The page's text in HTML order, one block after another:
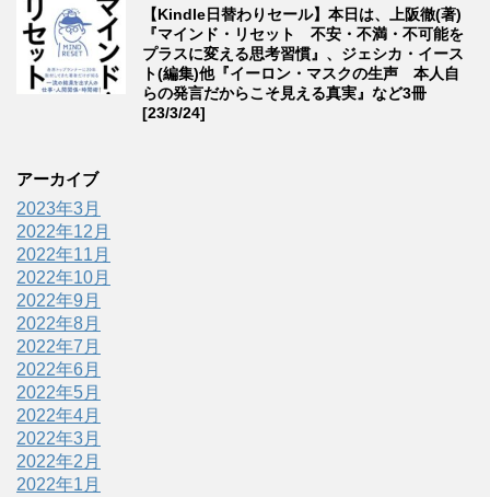
【Kindle日替わりセール】本日は、上阪徹(著)
『マインド・リセット 不安・不満・不可能を
プラスに変える思考習慣』、ジェシカ・イース
ト(編集)他『イーロン・マスクの生声 本人自
らの発言だからこそ見える真実』など3冊
[23/3/24]
アーカイブ
2023年3月
2022年12月
2022年11月
2022年10月
2022年9月
2022年8月
2022年7月
2022年6月
2022年5月
2022年4月
2022年3月
2022年2月
2022年1月